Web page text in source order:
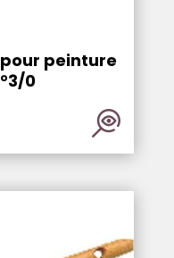
peinture
0